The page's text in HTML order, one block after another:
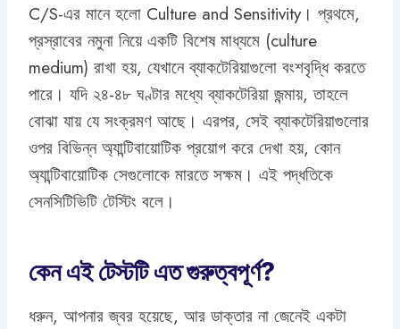
C/S-এর মানে হলো Culture and Sensitivity। প্রথমে,
প্রস্রাবের নমুনা নিয়ে একটি বিশেষ মাধ্যমে (culture
medium) রাখা হয়, যেখানে ব্যাকটেরিয়াগুলো বংশবৃদ্ধি করতে
পারে। যদি ২৪-৪৮ ঘণ্টার মধ্যে ব্যাকটেরিয়া জন্মায়, তাহলে
বোঝা যায় যে সংক্রমণ আছে। এরপর, সেই ব্যাকটেরিয়াগুলোর
ওপর বিভিন্ন অ্যান্টিবায়োটিক প্রয়োগ করে দেখা হয়, কোন
অ্যান্টিবায়োটিক সেগুলোকে মারতে সক্ষম। এই পদ্ধতিকে
সেনসিটিভিটি টেস্টিং বলে।
কেন এই টেস্টটি এত গুরুত্বপূর্ণ?
ধরুন, আপনার জ্বর হয়েছে, আর ডাক্তার না জেনেই একটা